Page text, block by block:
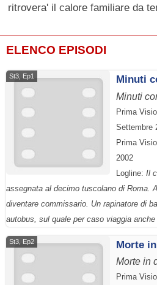
ritrovera' il calore familiare da
ELENCO EPISODI
St3, Ep1 Minuti
Minuti
Prima
Settembre
Prima
2002
Logline: Il
assegnata al decimo tuscolano di Roma.
diventare commissario. Un rapinatore di
autobus, sul quale per caso viaggia
St3, Ep2 Morte
Morte in
Prima